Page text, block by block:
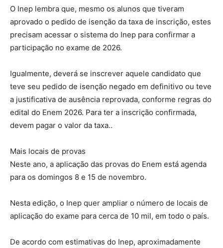
O Inep lembra que, mesmo os alunos que tiveram
aprovado o pedido de isenção da taxa de inscrição, estes
precisam acessar o sistema do Inep para confirmar a
participação no exame de 2026.
Igualmente, deverá se inscrever aquele candidato que
teve seu pedido de isenção negado em definitivo ou teve
a justificativa de ausência reprovada, conforme regras do
edital do Enem 2026. Para ter a inscrição confirmada,
devem pagar o valor da taxa..
Mais locais de provas
Neste ano, a aplicação das provas do Enem está agenda
para os domingos 8 e 15 de novembro.
Nesta edição, o Inep quer ampliar o número de locais de
aplicação do exame para cerca de 10 mil, em todo o país.
De acordo com estimativas do Inep, aproximadamente